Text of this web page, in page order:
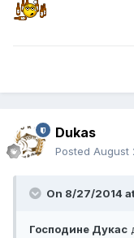
Dukas
Posted August
On 8/27/2014
Господине Дукас